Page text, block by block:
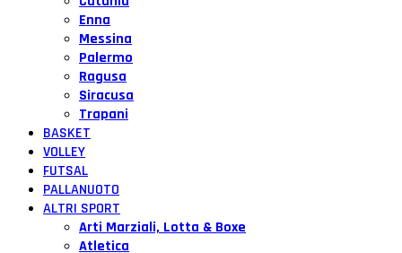
Enna
Messina
Palermo
Ragusa
Siracusa
Trapani
BASKET
VOLLEY
FUTSAL
PALLANUOTO
ALTRI SPORT
Arti Marziali, Lotta & Boxe
Atletica